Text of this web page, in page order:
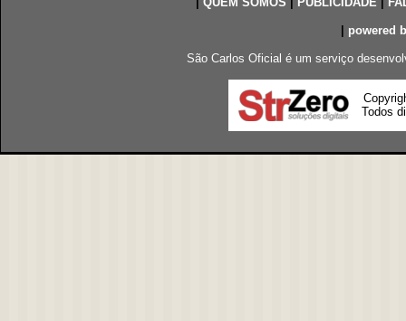
powered
São Carlos Oficial é um serviço
Todos